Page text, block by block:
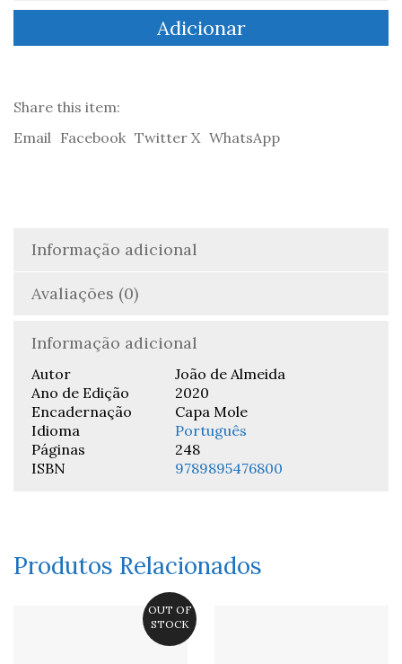
Estado
Mito
-
de
Adicionar
Share this item:
Email Facebook Twitter X WhatsApp
Informação adicional
Avaliações (0)
Informação adicional
Autor
João de Almeida
Ano de Edição
2020
Encadernação
Capa Mole
Idioma
Português
Páginas
248
ISBN
9789895476800
Produtos Relacionados
OUT OF
STOCK